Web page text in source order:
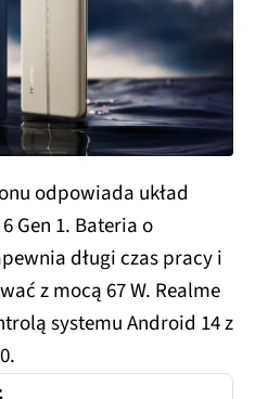
odpowiada układ
Gen 1. Bateria o
długi czas pracy i
z mocą 67 W. Realme
systemu Android 14 z